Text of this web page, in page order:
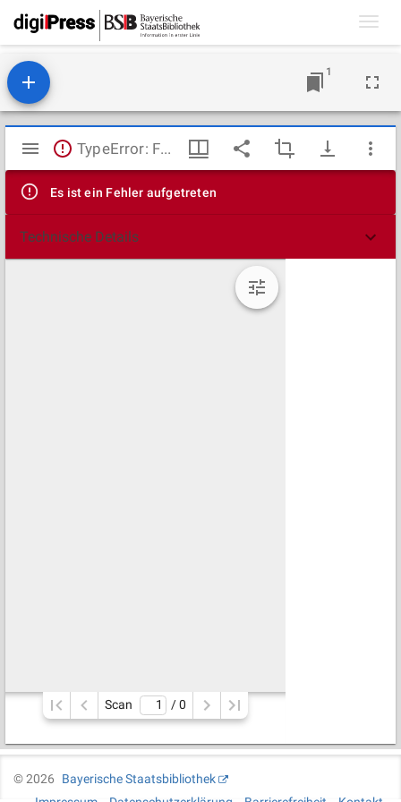
1
Mirador
Viewer
TypeError: Failed to fetch
Es ist ein Fehler aufgetreten
Technische Details
Scan / 0
©2026
Bayerische Staatsbibliothek